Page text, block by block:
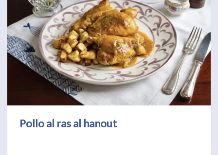
Pollo al ras al hanout